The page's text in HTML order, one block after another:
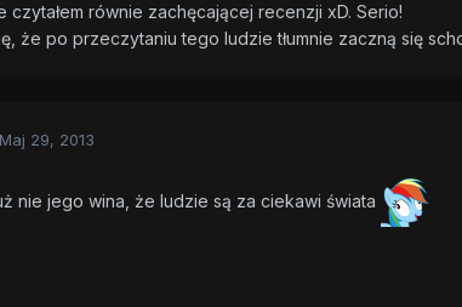
czytałem równie zachęcającej recenzji xD. Serio!
że po przeczytaniu tego ludzie tłumnie zaczną się
Maj 29, 2013
nie jego wina, że ludzie są za ciekawi świata